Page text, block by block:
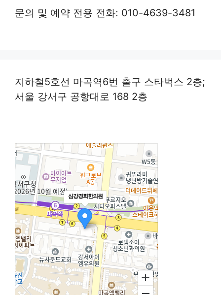
문의 및 예약 전용 전화: 010-4639-3481
지하철5호선 마곡역6번 출구 스타벅스 2층;
서울 강서구 공항대로 168 2층
심강경희한의원